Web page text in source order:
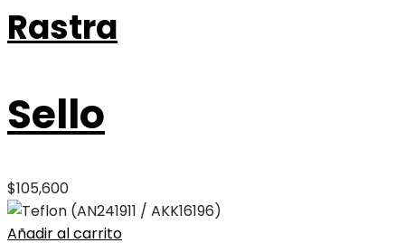
Rastra
Sello
$105,600
Añadir al carrito